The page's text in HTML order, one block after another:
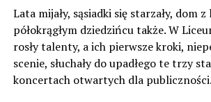
Lata mijały, sąsiadki się starzały, dom
półokrągłym dziedzińcu także. W
rosły talenty, a ich pierwsze kroki,
scenie, słuchały do upadłego te trzy
koncertach otwartych dla publiczności.